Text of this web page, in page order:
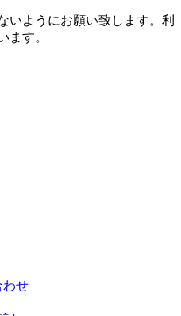
いようにお願い致します。利
ます。
わせ